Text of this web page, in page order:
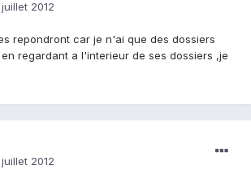
juillet 2012
repondront car je n'ai que des dossiers
regardant a l'interieur de ses dossiers ,je
juillet 2012